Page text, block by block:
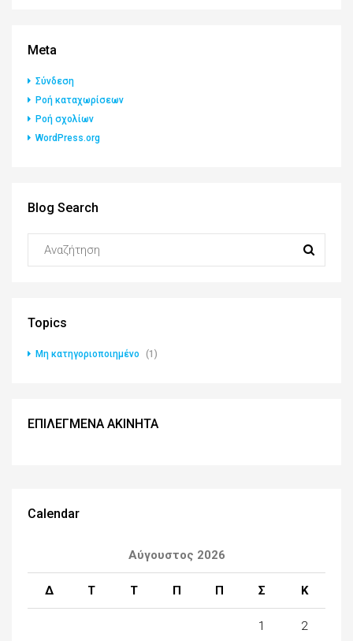
Meta
Σύνδεση
Ροή καταχωρίσεων
Ροή σχολίων
WordPress.org
Blog Search
Topics
Μη κατηγοριοποιημένο (1)
ΕΠΙΛΕΓΜΕΝΑ ΑΚΙΝΗΤΑ
Calendar
Αύγουστος 2026
Δ Τ Τ Π Π Σ Κ
1 2